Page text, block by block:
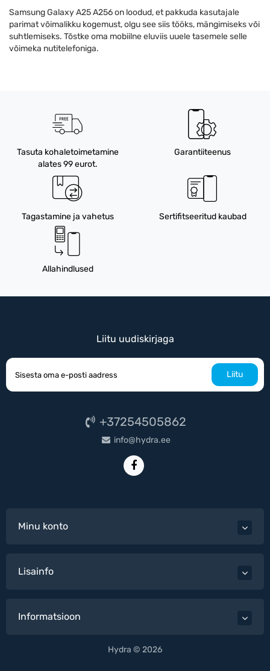
Samsung Galaxy A25 A256 on loodud, et pakkuda kasutajale
parimat võimalikku kogemust, olgu see siis tööks, mängimiseks või
suhtlemiseks. Tõstke oma mobiilne eluviis uuele tasemele selle
võimeka nutitelefoniga.
Tasuta kohaletoimetamine
alates 99 eurot.
Garantiiteenus
Tagastamine ja vahetus Sertifitseeritud kaubad
Allahindlused
Liitu uudiskirjaga
Liitu
+37254505862
info@hydra.ee
Minu konto
Lisainfo
Informatsioon
Hydra © 2026